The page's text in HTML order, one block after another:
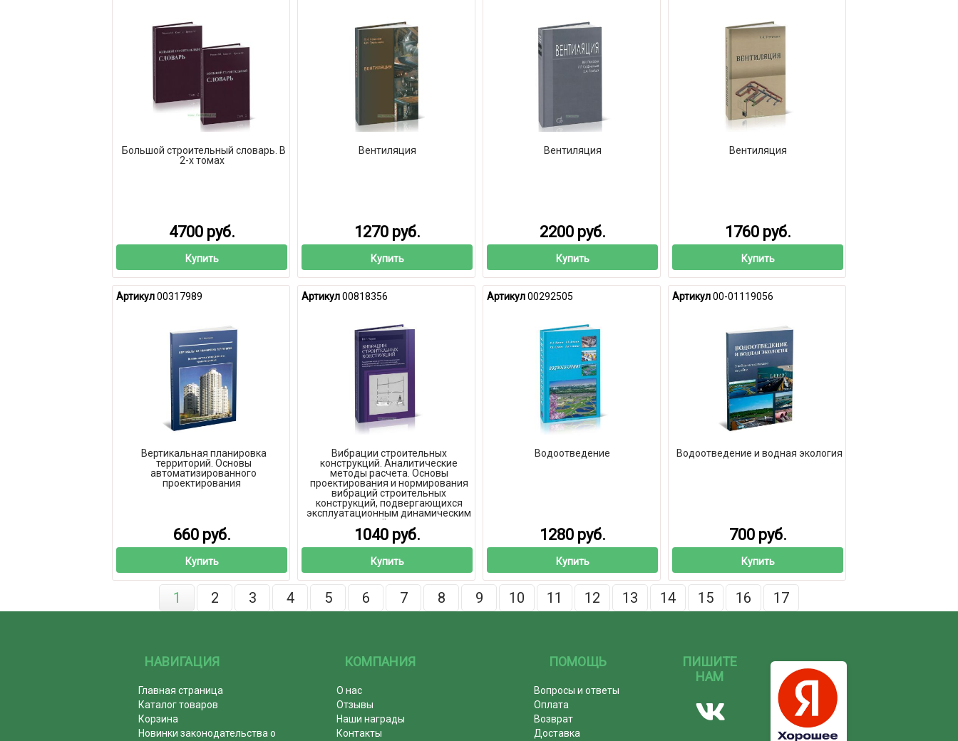
Большой строительный словарь. В
2-х томах
4700 руб.
Купить
Вентиляция
1270 руб.
Купить
Вентиляция
2200 руб.
Купить
Вентиляция
1760 руб.
Купить
Артикул00317989
Вертикальная планировка
территорий. Основы
автоматизированного
проектирования
660 руб.
Купить
Артикул00818356
Вибрации строительных
конструкций. Аналитические
методы расчета. Основы
проектирования и нормирования
вибраций строительных
конструкций, подвергающихся
эксплуатационным динамическим
воздействиям
1040 руб.
Купить
Артикул00292505
Водоотведение
1280 руб.
Купить
Артикул00-01119056
Водоотведение и водная экология
700 руб.
Купить
1 2 3 4 5 6 7 8 9 10 11 12 13 14 15 16 17
НАВИГАЦИЯ
Главная страница
Каталог товаров
Корзина
Новинки законодательства о
КОМПАНИЯ
О нас
Отзывы
Наши награды
Контакты
ПОМОЩЬ
Вопросы и ответы
Оплата
Возврат
Доставка
ПИШИТЕ
НАМ